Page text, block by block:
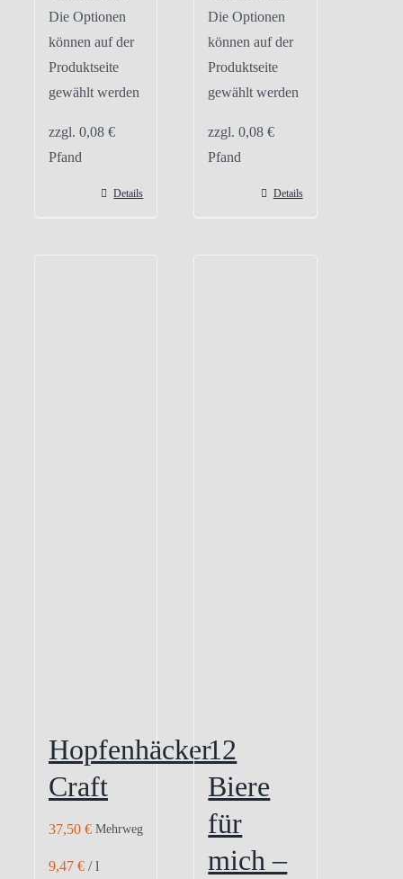
Die Optionen
können auf der
Produktseite
gewählt werden
zzgl. 0,08 €
Pfand
Details
Die Optionen
können auf der
Produktseite
gewählt werden
zzgl.0,08€
Pfand
Details
Hopfenhäcker
Craft
37,50 € Mehrweg
9,47 € /l
12
Biere
für
mich –